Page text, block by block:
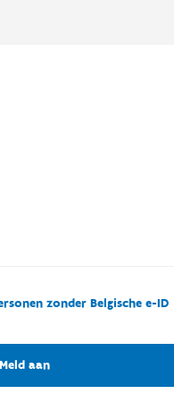
zonder Belgische e-ID
Meld aan